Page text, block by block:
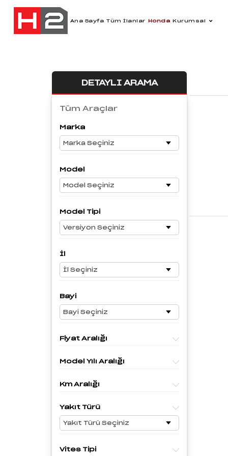
Ana Sayfa Tüm İlanlar Honda Kurumsal
DETAYLI ARAMA
Tüm Araçlar
Marka
Model
Model Tipi
İl
Bayi
Fiyat Aralığı
Model Yılı Aralığı
Km Aralığı
Yakıt Türü
Vites Tipi